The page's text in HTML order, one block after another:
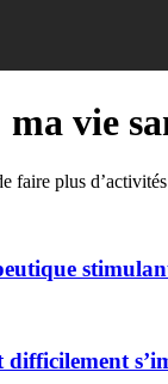
vie
faire plus